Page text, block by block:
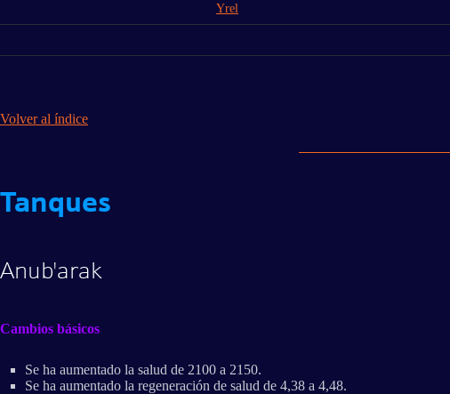
Yrel
Volver al índice
Tanques
Anub'arak
Cambios básicos
Se ha aumentado la salud de 2100 a 2150.
Se ha aumentado la regeneración de salud de 4,38 a 4,48.